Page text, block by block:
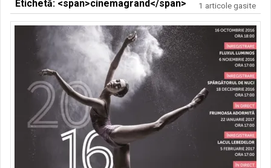
Etichetă: <span>cinemagrand</span> 1 articole gasite